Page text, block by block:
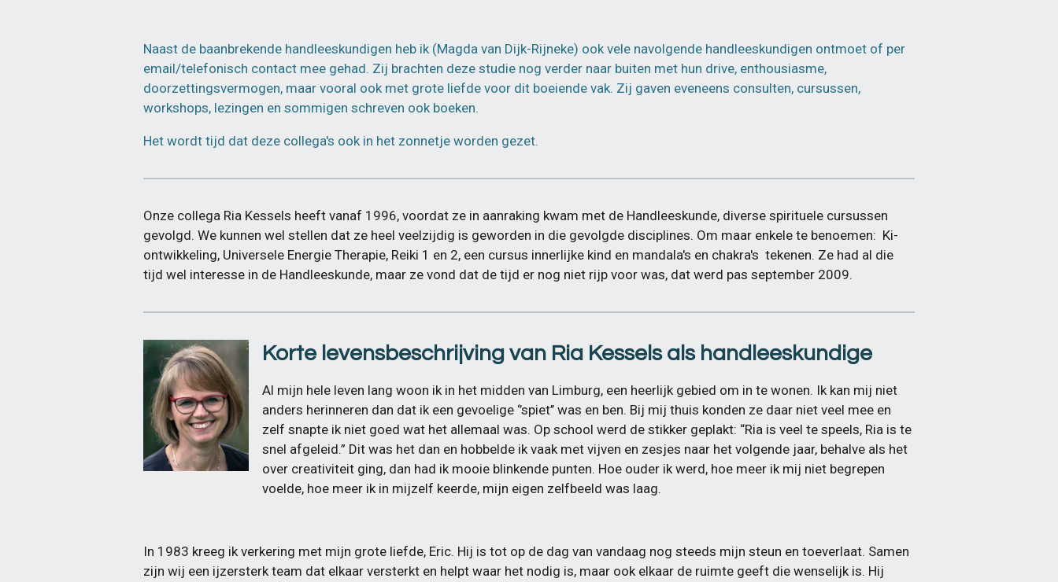
Naast de baanbrekende handleeskundigen heb ik (Magda van Dijk-Rijneke) ook vele navolgende handleeskundigen ontmoet of per
email/telefonisch contact mee gehad. Zij brachten deze studie nog verder naar buiten met hun drive, enthousiasme,
doorzettingsvermogen, maar vooral ook met grote liefde voor dit boeiende vak. Zij gaven eveneens consulten, cursussen,
workshops, lezingen en sommigen schreven ook boeken.
Het wordt tijd dat deze collega's ook in het zonnetje worden gezet.
Onze collega Ria Kessels heeft vanaf 1996, voordat ze in aanraking kwam met de Handleeskunde, diverse spirituele cursussen
gevolgd. We kunnen wel stellen dat ze heel veelzijdig is geworden in die gevolgde disciplines. Om maar enkele te benoemen: Ki-
ontwikkeling, Universele Energie Therapie, Reiki 1 en 2, een cursus innerlijke kind en mandala's en chakra's tekenen. Ze had al die
tijd wel interesse in de Handleeskunde, maar ze vond dat de tijd er nog niet rijp voor was, dat werd pas september 2009.
Korte levensbeschrijving van Ria Kessels als handleeskundige
Al mijn hele leven lang woon ik in het midden van Limburg, een heerlijk gebied om in te wonen. Ik kan mij niet
anders herinneren dan dat ik een gevoelige ‘’spiet’’ was en ben. Bij mij thuis konden ze daar niet veel mee en
zelf snapte ik niet goed wat het allemaal was. Op school werd de stikker geplakt: “Ria is veel te speels, Ria is te
snel afgeleid.” Dit was het dan en hobbelde ik vaak met vijven en zesjes naar het volgende jaar, behalve als het
over creativiteit ging, dan had ik mooie blinkende punten. Hoe ouder ik werd, hoe meer ik mij niet begrepen
voelde, hoe meer ik in mijzelf keerde, mijn eigen zelfbeeld was laag.
In 1983 kreeg ik verkering met mijn grote liefde, Eric. Hij is tot op de dag van vandaag nog steeds mijn steun en toeverlaat. Samen
zijn wij een ijzersterk team dat elkaar versterkt en helpt waar het nodig is, maar ook elkaar de ruimte geeft die wenselijk is. Hij